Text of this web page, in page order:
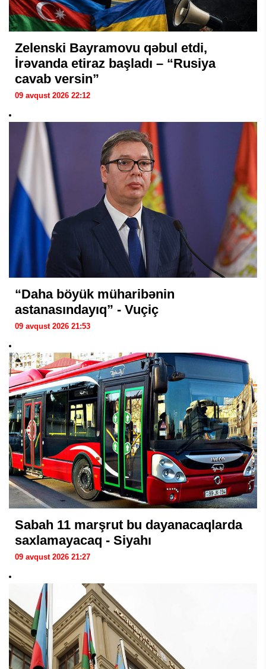
Zelenski Bayramovu qəbul etdi,
İrəvanda etiraz başladı – “Rusiya
cavab versin”
09 avqust 2026 22:12
“Daha böyük müharibənin
astanasındayıq” - Vuçiç
09 avqust 2026 21:53
Sabah 11 marşrut bu dayanacaqlarda
saxlamayacaq - Siyahı
09 avqust 2026 21:27